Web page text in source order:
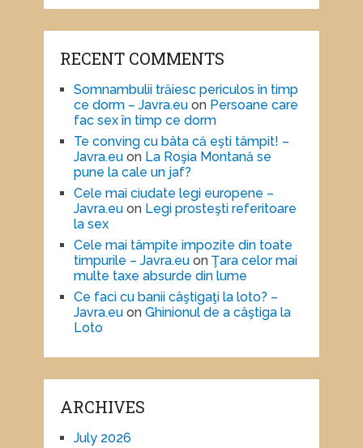
RECENT COMMENTS
Somnambulii trăiesc periculos în timp
ce dorm – Javra.euon Persoane care
fac sex în timp ce dorm
Te conving cu bâta că eşti tâmpit! –
Javra.euon La Roşia Montană se
pune la cale un jaf?
Cele mai ciudate legi europene –
Javra.euon Legi prosteşti referitoare
la sex
Cele mai tâmpite impozite din toate
timpurile – Javra.euon Ţara celor mai
multe taxe absurde din lume
Ce faci cu banii câştigaţi la loto? –
Javra.euon Ghinionul de a câştiga la
Loto
ARCHIVES
July 2026